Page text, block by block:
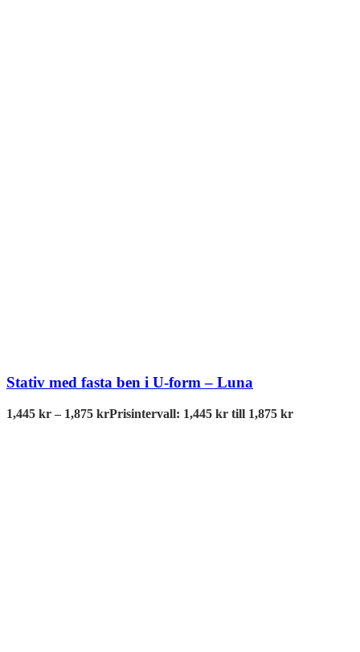
Stativ med fasta ben i U-form – Luna
1,445 kr – 1,875 krPrisintervall: 1,445 kr till 1,875 kr